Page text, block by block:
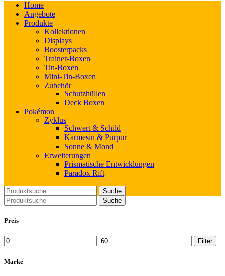
Home
Angebote
Produkte
Kollektionen
Displays
Boosterpacks
Trainer-Boxen
Tin-Boxen
Mini-Tin-Boxen
Zubehör
Schutzhüllen
Deck Boxen
Pokémon
Zyklus
Schwert & Schild
Karmesin & Purpur
Sonne & Mond
Erweiterungen
Prismatische Entwicklungen
Paradox Rift
Suche
Suche
Preis
Filter
Marke